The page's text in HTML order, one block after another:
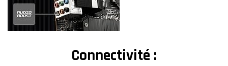
Connectivité :